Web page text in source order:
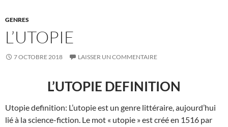
GENRES
L’UTOPIE
7 OCTOBRE 2018 LAISSER UN COMMENTAIRE
L’UTOPIE DEFINITION
Utopie definition: L’utopie est un genre littéraire, aujourd’hui
lié à la science-fiction. Le mot « utopie » est créé en 1516 par